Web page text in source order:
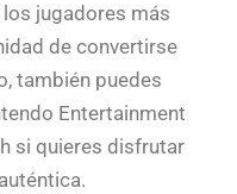
jugadores más
de convertirse
también puedes
Entertainment
si quieres disfrutar